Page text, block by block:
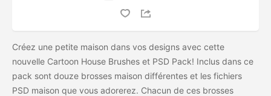
Créez une petite maison dans vos designs avec cette
nouvelle Cartoon House Brushes et PSD Pack! Inclus dans ce
pack sont douze brosses maison différentes et les fichiers
PSD maison que vous adorerez. Chacun de ces brosses